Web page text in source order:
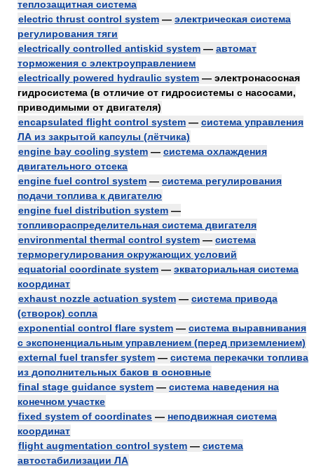
теплозащитная система
electric thrust control system — электрическая система
регулирования тяги
electrically controlled antiskid system — автомат
торможения с электроуправлением
electrically powered hydraulic system — электронасосная
гидросистема (в отличие от гидросистемы с насосами,
приводимыми от двигателя)
encapsulated flight control system — система управления
ЛА из закрытой капсулы (лётчика)
engine bay cooling system — система охлаждения
двигательного отсека
engine fuel control system — система регулирования
подачи топлива к двигателю
engine fuel distribution system —
топливораспределительная система двигателя
environmental thermal control system — система
терморегулирования окружающих условий
equatorial coordinate system — экваториальная система
координат
exhaust nozzle actuation system — система привода
(створок) сопла
exponential control flare system — система выравнивания
с экспоненциальным управлением (перед приземлением)
external fuel transfer system — система перекачки топлива
из дополнительных баков в основные
final stage guidance system — система наведения на
конечном участке
fixed system of coordinates — неподвижная система
координат
flight augmentation control system — система
автостабилизации ЛА